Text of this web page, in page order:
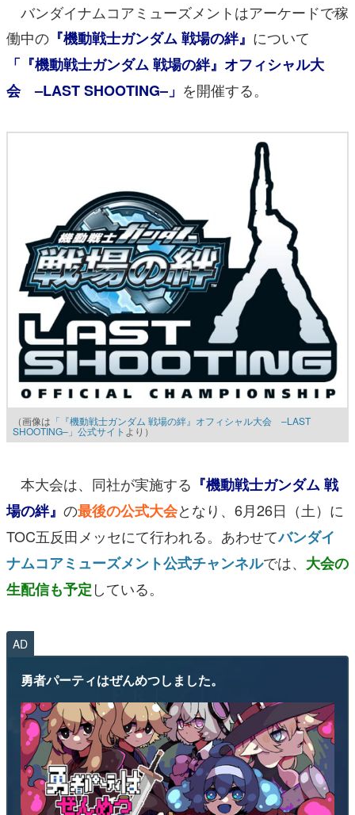
バンダイナムコアミューズメントはアーケードで稼
働中の 『機動戦士ガンダム 戦場の絆』 について
「『機動戦士ガンダム 戦場の絆』オフィシャル大
会 –LAST SHOOTING–」 を開催する。
（画像は 「『機動戦士ガンダム 戦場の絆』オフィシャル大会 –LAST
SHOOTING–」公式サイト より）
本大会は、同社が実施する 『機動戦士ガンダム 戦
場の絆』 の最後の公式大会となり、6月26日（土）に
TOC五反田メッセにて行われる。あわせてバンダイ
ナムコアミューズメント公式チャンネルでは、 大会の
生配信も予定している。
AD
勇者パーティはぜんめつしました。